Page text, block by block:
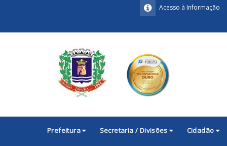
Acesso à Informação
Prefeitura Secretaria / Divisões Cidadão